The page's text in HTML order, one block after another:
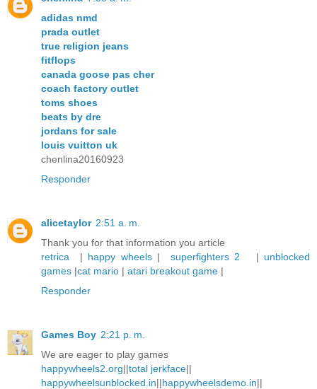
adidas nmd
prada outlet
true religion jeans
fitflops
canada goose pas cher
coach factory outlet
toms shoes
beats by dre
jordans for sale
louis vuitton uk
chenlina20160923
Responder
alicetaylor 2:51 a. m.
Thank you for that information you article
retrica | happy wheels| superfighters 2 | unblocked
games |cat mario | atari breakout game |
Responder
Games Boy 2:21 p. m.
We are eager to play games
happywheels2.org||total jerkface||
happywheelsunblocked.in||happywheelsdemo.in||